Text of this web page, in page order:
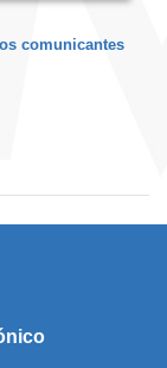
comunicantes